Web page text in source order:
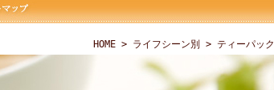
HOME > ライフシーン別 > ティーパック